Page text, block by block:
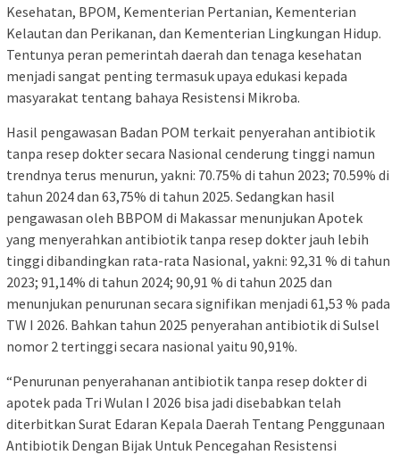
Kesehatan, BPOM, Kementerian Pertanian, Kementerian
Kelautan dan Perikanan, dan Kementerian Lingkungan Hidup.
Tentunya peran pemerintah daerah dan tenaga kesehatan
menjadi sangat penting termasuk upaya edukasi kepada
masyarakat tentang bahaya Resistensi Mikroba.
Hasil pengawasan Badan POM terkait penyerahan antibiotik
tanpa resep dokter secara Nasional cenderung tinggi namun
trendnya terus menurun, yakni: 70.75% di tahun 2023; 70.59% di
tahun 2024 dan 63,75% di tahun 2025. Sedangkan hasil
pengawasan oleh BBPOM di Makassar menunjukan Apotek
yang menyerahkan antibiotik tanpa resep dokter jauh lebih
tinggi dibandingkan rata-rata Nasional, yakni: 92,31 % di tahun
2023; 91,14% di tahun 2024; 90,91 % di tahun 2025 dan
menunjukan penurunan secara signifikan menjadi 61,53 % pada
TW I 2026. Bahkan tahun 2025 penyerahan antibiotik di Sulsel
nomor 2 tertinggi secara nasional yaitu 90,91%.
“Penurunan penyerahanan antibiotik tanpa resep dokter di
apotek pada Tri Wulan I 2026 bisa jadi disebabkan telah
diterbitkan Surat Edaran Kepala Daerah Tentang Penggunaan
Antibiotik Dengan Bijak Untuk Pencegahan Resistensi